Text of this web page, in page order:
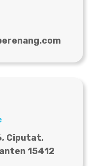
Ciputat,
15412